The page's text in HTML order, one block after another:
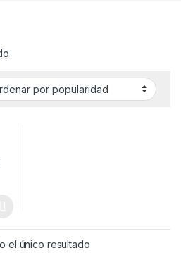
variantes. Las opciones se
el único resultado